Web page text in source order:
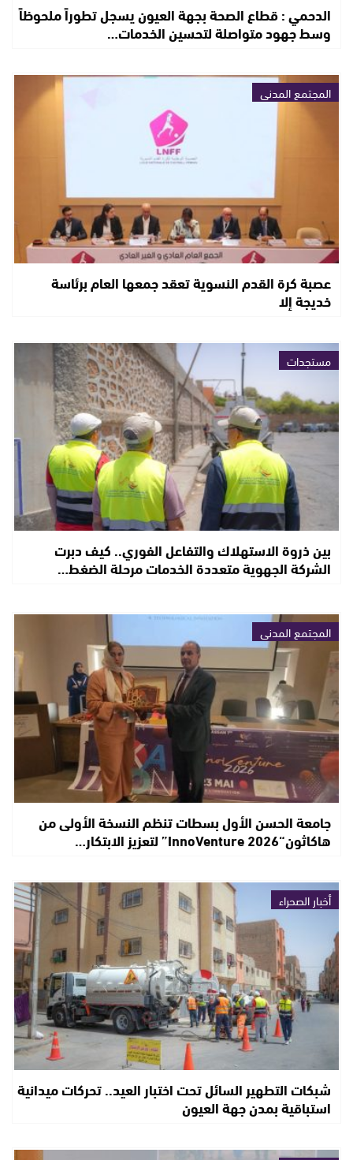
الدحمي : قطاع الصحة بجهة العيون يسجل تطوراً ملحوظاً
وسط جهود متواصلة لتحسين الخدمات…
المجتمع المدني
عصبة كرة القدم النسوية تعقد جمعها العام برئاسة
خديجة إلا
مستجدات
بين ذروة الاستهلاك والتفاعل الفوري.. كيف دبرت
الشركة الجهوية متعددة الخدمات مرحلة الضغط…
المجتمع المدني
جامعة الحسن الأول بسطات تنظم النسخة الأولى من
هاكاثون“InnoVenture 2026” لتعزيز الابتكار…
أخبار الصحراء
شبكات التطهير السائل تحت اختبار العيد.. تحركات ميدانية
استباقية بمدن جهة العيون